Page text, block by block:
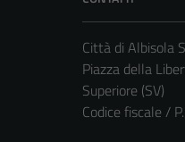
Città di Albisola
Piazza della
Superiore (SV)
Codice fiscale /